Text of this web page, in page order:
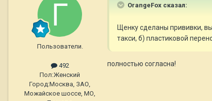
Пользователи.
492
Пол:Женский
Город:Москва, ЗАО,
Можайское шоссе, МО,
OrangeFox сказал:
Щенку сделаны прививки,
такси, б) пластиковой
полностью согласна!